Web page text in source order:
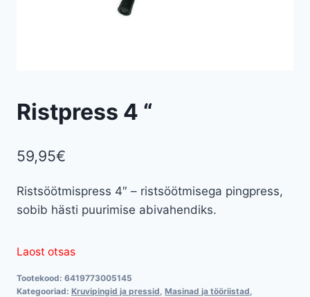
Ristpress 4 “
59,95€
Ristsöötmispress 4″ – ristsöötmisega pingpress,
sobib hästi puurimise abivahendiks.
Laost otsas
Tootekood: 6419773005145
Kategooriad: Kruvipingid ja pressid Masinad ja tööriistad